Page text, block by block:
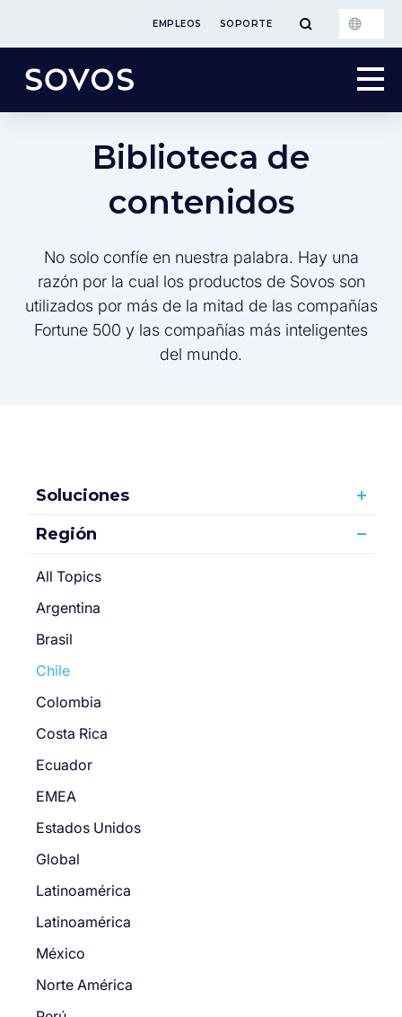
EMPLEOS SOPORTE
Biblioteca de
contenidos
No solo confíe en nuestra palabra. Hay una
razón por la cual los productos de Sovos son
utilizados por más de la mitad de las compañías
Fortune 500 y las compañías más inteligentes
del mundo.
Soluciones
Región
All Topics
Argentina
Brasil
Chile
Colombia
Costa Rica
Ecuador
EMEA
Estados Unidos
Global
Latinoamérica
Latinoamérica
México
Norte América